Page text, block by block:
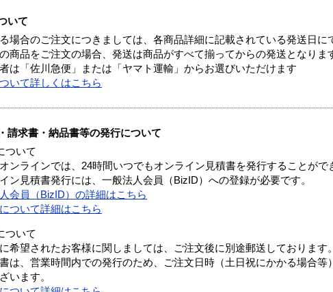
いて
場合のご注文につきましては、各商品詳細に記載されている発送日に
商品をご注文の場合、発送は商品がすべて揃ってからの発送となりま
は「佐川急便」または「ヤマト運輸」からお選びいただけます
いて詳しくはこちら
請求書・納品書等の発行について
ついて
ンラインでは、24時間いつでもオンライン見積書を発行することがで
ン見積書発行には、一般法人会員（BizID）への登録が必要です。
会員（BizID）の詳細はこちら
ついて詳細はこちら
ついて
希望されたお客様に関しましては、ご注文後に別途郵送しております。
は、営業時間内での発行のため、ご注文日時（土日祝にかかる場合
います。